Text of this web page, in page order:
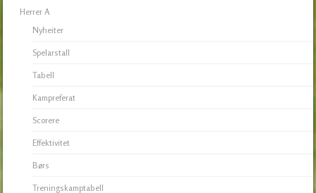
Herrer A
Nyheiter
Spelarstall
Tabell
Kampreferat
Scorere
Effektivitet
Børs
Treningskamptabell